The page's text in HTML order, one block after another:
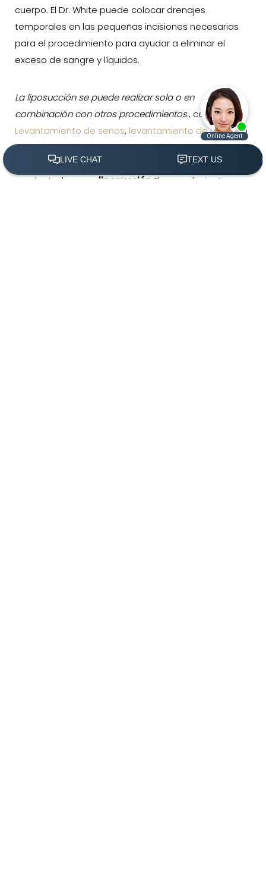
cuerpo. El Dr. White puede colocar drenajes
temporales en las pequeñas incisiones necesarias
para el procedimiento para ayudar a eliminar el
exceso de sangre y líquidos.
La liposucción se puede realizar sola o en
combinación con otros procedimientos., como
Levantamiento de senos, levantamiento de musloso
delgado y estilizado con líneas más elegantes. Grasa